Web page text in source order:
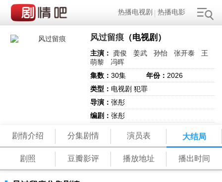
热播电视剧 热播电影
风过留痕 （电视剧）
主演： 龚俊 姜武 孙怡 张开泰
王
萌黎
冯晖
集数：30集 年份： 2026
类型： 电视剧 犯罪
导演：张彤
编剧：张彤
剧情介绍 分集剧情 演员表 大结局
剧照 豆瓣影评 播放地址 播出时间